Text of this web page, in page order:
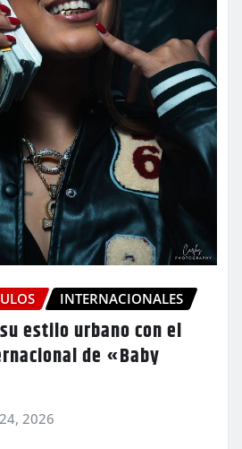
INTERNACIONALES
estilo urbano con el
de «Baby
2026